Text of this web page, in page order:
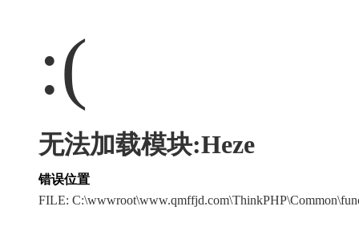
:(
无法加载模块:Heze
错误位置
FILE: